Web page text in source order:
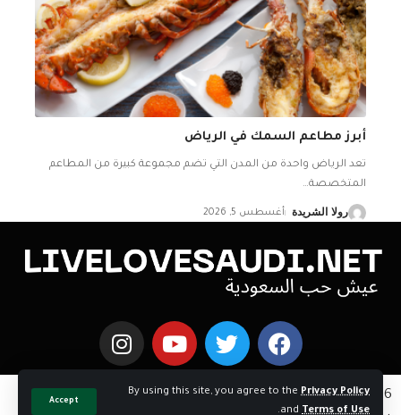
By using this site, you agree to the Privacy Policy
and Terms of Use
.
Accept
أبرز مطاعم السمك في الرياض
تعد الرياض واحدة من المدن التي تضم مجموعة كبيرة من المطاعم
المتخصصة…
رولا الشريدة أغسطس 5, 2026
Copyright © 2026 اخبار السعوديه | Powered by